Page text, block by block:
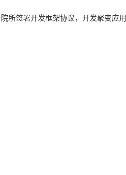
所签署开发框架协议，开发聚变应用